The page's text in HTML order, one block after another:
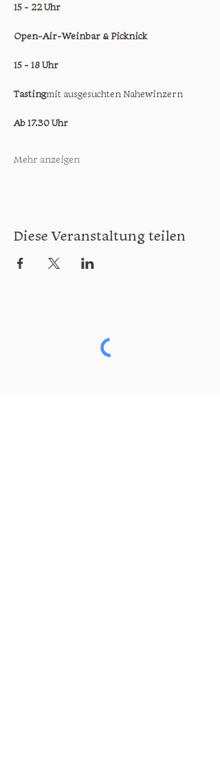
15 - 22 Uhr
Open-Air-Weinbar & Picknick
15 - 18 Uhr
Tasting mit ausgesuchten Nahewinzern
Ab 17.30 Uhr
Mehr anzeigen
Diese Veranstaltung teilen